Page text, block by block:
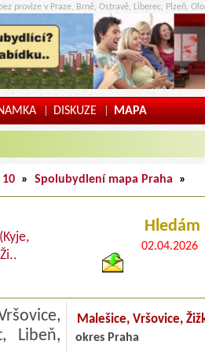
provize v Praze, Brně, Ostravě, Liberec, Plzeň,
| DISKUZE | MAPA
» Spolubydlení mapa Praha »
Hledám
02.04.2026
Libeň,
Malešice, Vršovice,
okres Praha